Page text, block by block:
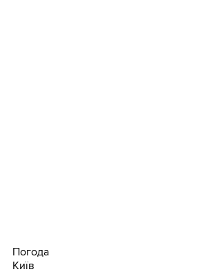
Погода
Київ